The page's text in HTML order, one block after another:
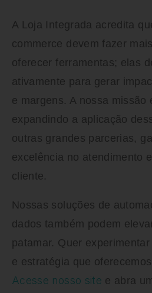
A Loja Integrada acredita
commerce devem fazer
oferecer ferramentas; elas
ativamente para gerar
e margens. A nossa missão
expandindo a aplicação
outras grandes parcerias,
excelência no atendimento
cliente.
Nossas soluções de
dados também podem
patamar. Quer
e estratégia que
Acesse nosso site e abra